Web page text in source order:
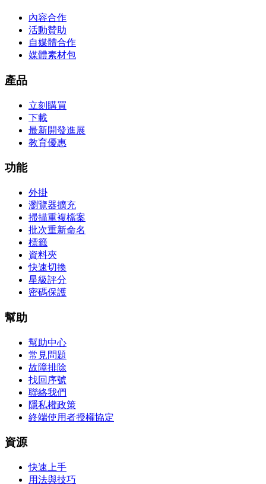
內容合作
活動贊助
自媒體合作
媒體素材包
產品
立刻購買
下載
最新開發進展
教育優惠
功能
外掛
瀏覽器擴充
掃描重複檔案
批次重新命名
標籤
資料夾
快速切換
星級評分
密碼保護
幫助
幫助中心
常見問題
故障排除
找回序號
聯絡我們
隱私權政策
終端使用者授權協定
資源
快速上手
用法與技巧